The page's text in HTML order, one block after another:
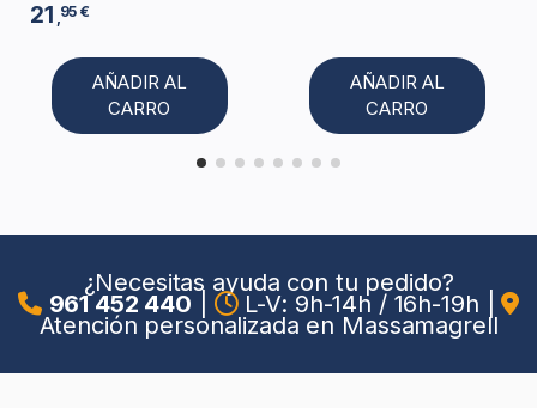
21 ,95 €
AÑADIR AL
CARRO
AÑADIR AL
CARRO
¿Necesitas ayuda con tu pedido?
961 452 440 L-V: 9h-14h / 16h-19h
Atención personalizada en Massamagrell